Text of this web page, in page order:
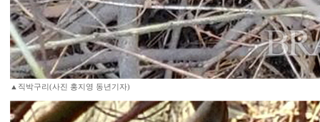
▲직박구리(사진 홍지영 동년기자)